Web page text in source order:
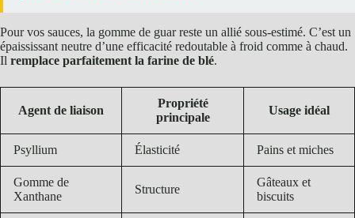
Pour vos sauces, la gomme de guar reste un allié sous-estimé. C’est un
épaississant neutre d’une efficacité redoutable à froid comme à chaud.
Il remplace parfaitement la farine de blé.
Agent de liaison
Propriété
principale
Usage idéal
Psyllium Élasticité Pains et miches
Gomme de
Xanthane
Structure
Gâteaux et
biscuits